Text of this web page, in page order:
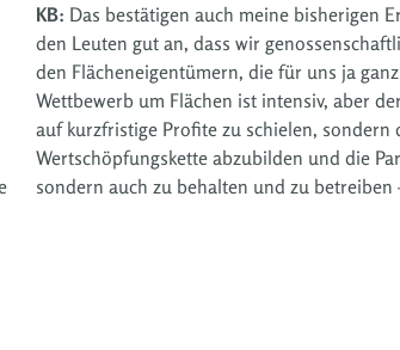
KB: Das bestätigen auch meine bisherigen
den Leuten gut an, dass wir
den Flächeneigentümern, die für uns ja
Wettbewerb um Flächen ist intensiv, aber
auf kurzfristige Profite zu schielen, sondern
Wertschöpfungskette abzubilden und die
sondern auch zu behalten und zu betreiben